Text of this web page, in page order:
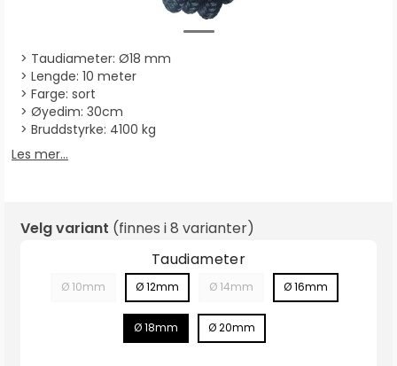
Taudiameter: Ø18 mm
Lengde: 10 meter
Farge: sort
Øyedim: 30cm
Bruddstyrke: 4100 kg
Les mer...
Velg variant (finnes i8 varianter)
Taudiameter
Ø 10mm Ø 12mm Ø 14mm Ø 16mm
Ø 18mm Ø 20mm